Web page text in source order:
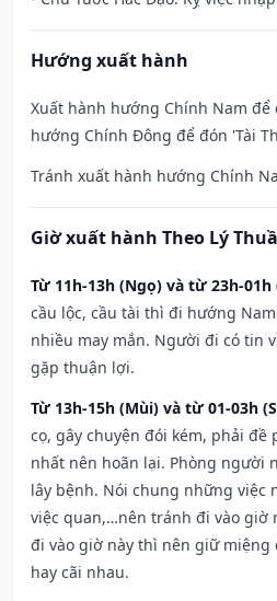
Hướng xuất hành
Xuất hành hướng Chính Nam để
hướng Chính Đông để đón 'Tài
Tránh xuất hành hướng Chính
Giờ xuất hành Theo Lý
Từ 11h-13h (Ngọ) và từ 23h-01h
cầu lộc, cầu tài thì đi hướng
nhiều may mắn. Người đi có tin
gặp thuận lợi.
Từ 13h-15h (Mùi) và từ 01-03h
cọ, gây chuyện đói kém, phải
nhất nên hoãn lại. Phòng người
lây bệnh. Nói chung những việc
việc quan,…nên tránh đi vào giờ
đi vào giờ này thì nên giữ miệng
hay cãi nhau.